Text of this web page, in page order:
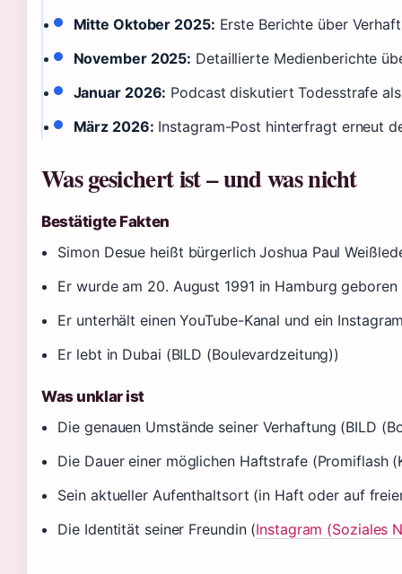
Mitte Oktober 2025: Erste Berichte über
November 2025: Detaillierte Medienberichte
Januar 2026: Podcast diskutiert Todesstrafe
März 2026: Instagram-Post hinterfragt erneut
Was gesichert ist – und was nicht
Bestätigte Fakten
Simon Desue heißt bürgerlich Joshua Paul
Er wurde am 20. August 1991 in Hamburg
Er unterhält einen YouTube-Kanal und ein
Er lebt in Dubai (BILD (Boulevardzeitung))
Was unklar ist
Die genauen Umstände seiner Verhaftung (BILD
Die Dauer einer möglichen Haftstrafe (Promiflash
Sein aktueller Aufenthaltsort (in Haft oder auf
Die Identität seiner Freundin (Instagram (Soziales